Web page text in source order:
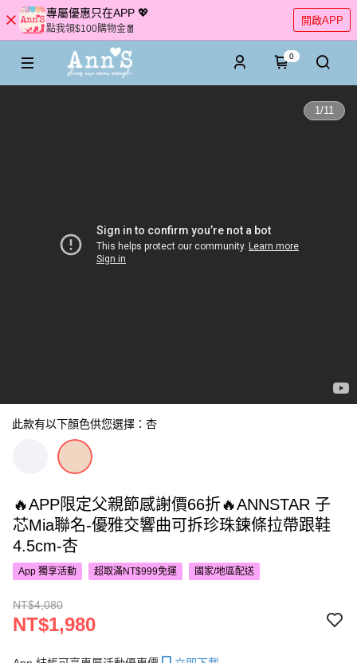
專屬優惠只在APP 💖
點我領$100購物金🧧
開啟APP
0
1/11
此款有以下顏色供您選擇：杏
🔥APP限定父親節感謝價66折🔥ANNSTAR 子
芯Mia聯名-優雅交響曲可拆珍珠鍊條拉帶跟鞋
4.5cm-杏
App 獨享活動 超取滿NT$999免運 國家/地區配送
NT$4,080
NT$1,980